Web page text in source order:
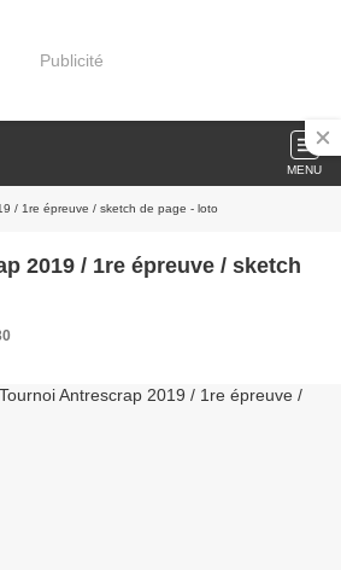
Publicité
MENU
/ 1re épreuve / sketch de page - loto
2019 / 1re épreuve / sketch